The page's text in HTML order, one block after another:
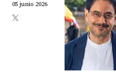
05 junio 2026